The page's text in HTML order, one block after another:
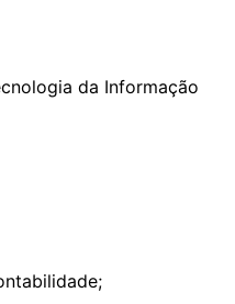
da Informação